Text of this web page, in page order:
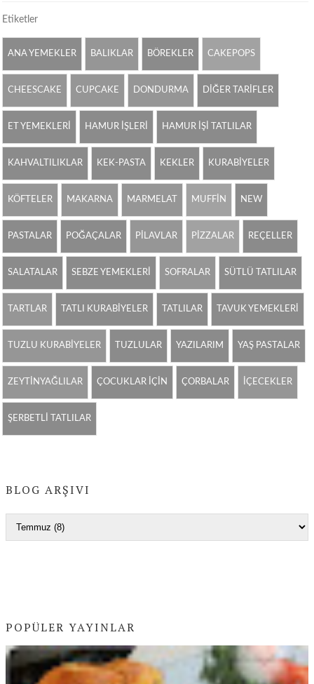
Etiketler
ANA YEMEKLER BALIKLAR BÖREKLER CAKEPOPS
CHEESCAKE CUPCAKE DONDURMA DİĞER TARİFLER
ET YEMEKLERİ HAMUR İŞLERİ HAMUR İŞİ TATLILAR
KAHVALTILIKLAR KEK-PASTA KEKLER KURABİYELER
KÖFTELER MAKARNA MARMELAT MUFFİN NEW
PASTALAR POĞAÇALAR PİLAVLAR PİZZALAR REÇELLER
SALATALAR SEBZE YEMEKLERİ SOFRALAR SÜTLÜ TATLILAR
TARTLAR TATLI KURABİYELER TATLILAR TAVUK YEMEKLERİ
TUZLU KURABİYELER TUZLULAR YAZILARIM YAŞ PASTALAR
ZEYTİNYAĞLILAR ÇOCUKLAR İÇİN ÇORBALAR İÇECEKLER
ŞERBETLİ TATLILAR
BLOG ARŞIVI
POPÜLER YAYINLAR